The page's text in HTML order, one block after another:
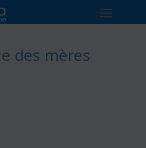
des mères